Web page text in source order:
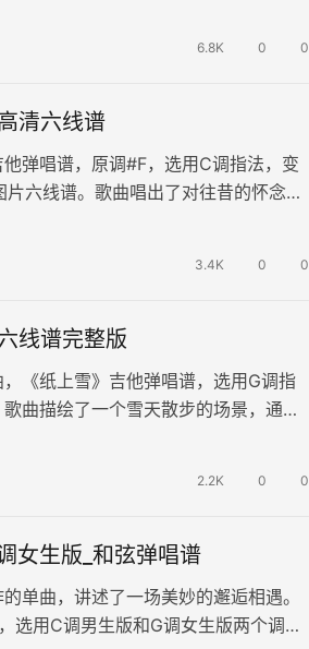
6.8K 0 0
清六线谱
弹唱谱，原调#F，选用C调指法，变
六线谱。歌曲唱出了对往昔的怀念与
3.4K 0 0
线谱完整版
《纸上雪》吉他弹唱谱，选用G调指
曲描绘了一个雪天散步的场景，通过
2.2K 0 0
女生版_和弦弹唱谱
单曲，讲述了一场美妙的邂逅相遇。
选用C调男生版和G调女生版两个调式